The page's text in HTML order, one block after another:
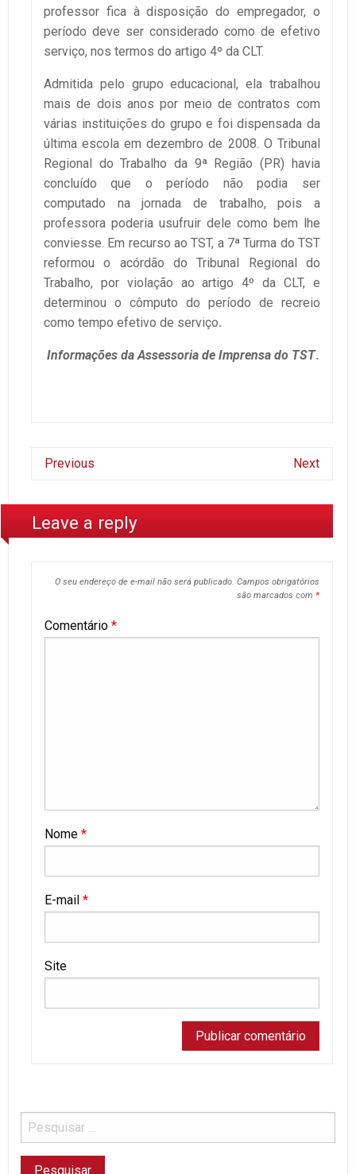
professor fica à disposição do empregador, o
período deve ser considerado como de efetivo
serviço, nos termos do artigo 4º da CLT.
Admitida pelo grupo educacional, ela trabalhou
mais de dois anos por meio de contratos com
várias instituições do grupo e foi dispensada da
última escola em dezembro de 2008. O Tribunal
Regional do Trabalho da 9ª Região (PR) havia
concluído que o período não podia ser
computado na jornada de trabalho, pois a
professora poderia usufruir dele como bem lhe
conviesse. Em recurso ao TST, a 7ª Turma do TST
reformou o acórdão do Tribunal Regional do
Trabalho, por violação ao artigo 4º da CLT, e
determinou o cômputo do período de recreio
como tempo efetivo de serviço.
Informações da Assessoria de Imprensa do TST.
Previous Next
Leave a reply
O seu endereço de e-mail não será publicado. Campos obrigatórios
são marcados com *
Comentário *
Nome *
E-mail *
Site